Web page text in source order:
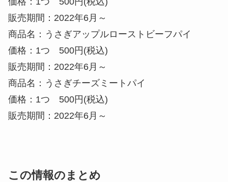
販売期間：2022年6月～
商品名：うさぎアップルローストビーフパイ
価格：1つ 500円(税込)
販売期間：2022年6月～
商品名：うさぎチーズミートパイ
価格：1つ 500円(税込)
販売期間：2022年6月～
この情報のまとめ